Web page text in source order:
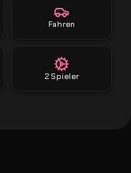
Fahren
2 Spieler